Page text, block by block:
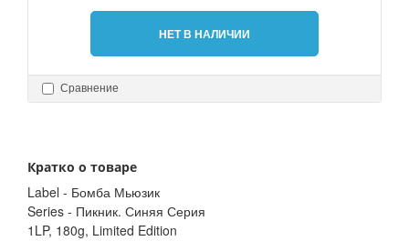
НЕТ В НАЛИЧИИ
Сравнение
Кратко о товаре
Label - Бомба Мьюзик
Series - Пикник. Синяя Серия
1LP, 180g, Limited Edition